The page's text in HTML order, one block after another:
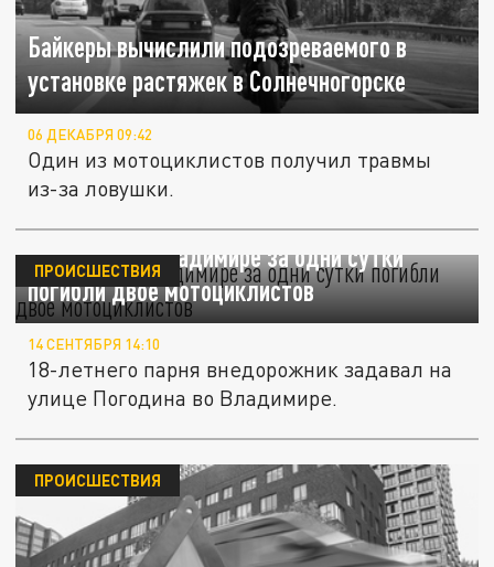
Байкеры вычислили подозреваемого в
установке растяжек в Солнечногорске
06 ДЕКАБРЯ 09:42
Один из мотоциклистов получил травмы
из-за ловушки.
В Суздале и Владимире за одни сутки
погибли двое мотоциклистов
ПРОИСШЕСТВИЯ
14 СЕНТЯБРЯ 14:10
18-летнего парня внедорожник задавал на
улице Погодина во Владимире.
ПРОИСШЕСТВИЯ